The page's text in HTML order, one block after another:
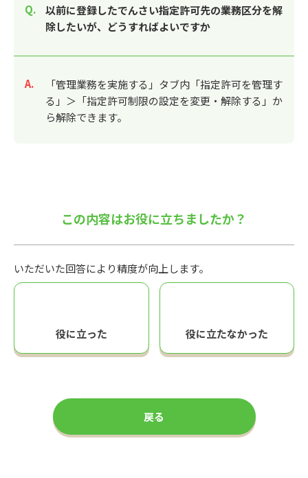
以前に登録したでんさい指定許可先の業務区分を解
除したいが、どうすればよいですか
回答
「管理業務を実施する」タブ内「指定許可を管理す
る」＞「指定許可制限の設定を変更・解除する」か
ら解除できます。
この内容はお役に立ちましたか？
いただいた回答により精度が向上します。
役に立った 役に立たなかった
戻る